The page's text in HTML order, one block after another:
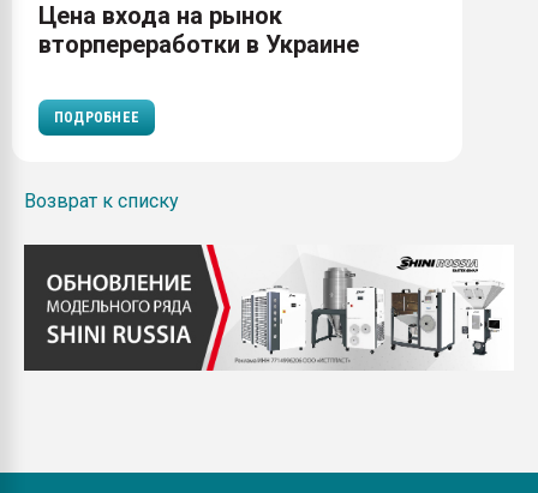
Цена входа на рынок
вторпереработки в Украине
ПОДРОБНЕЕ
Возврат к списку